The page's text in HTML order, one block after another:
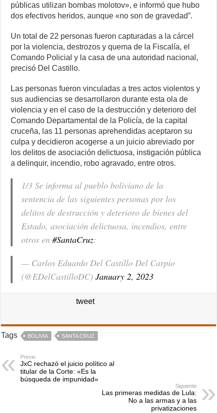
públicas utilizan bombas molotov», e informó que hubo
dos efectivos heridos, aunque «no son de gravedad”.
Un total de 22 personas fueron capturadas a la cárcel
por la violencia, destrozos y quema de la Fiscalía, el
Comando Policial y la casa de una autoridad nacional,
precisó Del Castillo.
Las personas fueron vinculadas a tres actos violentos y
sus audiencias se desarrollaron durante esta ola de
violencia y en el caso de la destrucción y deterioro del
Comando Departamental de la Policía, de la capital
cruceña, las 11 personas aprehendidas aceptaron su
culpa y decidieron acogerse a un juicio abreviado por
los delitos de asociación delictuosa, instigación pública
a delinquir, incendio, robo agravado, entre otros.
1/3 Se informa al pueblo boliviano de la
sentencia de las siguientes personas por los
delitos de destrucción y deterioro de bienes del
Estado, asociación delictuosa, incendios, entre
otros en#SantaCruz:
— Carlos Eduardo Del Castillo Del Carpio
(@EDelCastilloDC)January 2, 2023
tweet
Tags BOLIVIA SANTA CRUZ
Previo
JxC rechazó el juicio político al
titular de la Corte: «Es la
búsqueda de impunidad»
Siguiente
Las primeras medidas de Lula:
No a las armas y a las
privatizaciones